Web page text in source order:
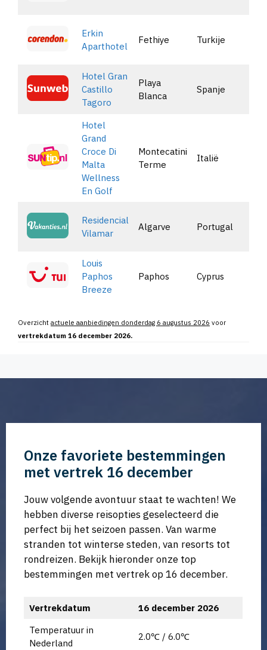
Erkin
Aparthotel
Fethiye Turkije
Hotel Gran
Castillo
Tagoro
Playa
Blanca
Spanje
Hotel
Grand
Croce Di
Malta
Wellness
En Golf
Montecatini
Terme
Italië
Residencial
Vilamar
Algarve Portugal
Louis
Paphos
Breeze
Paphos Cyprus
Overzicht actuele aanbiedingen donderdag 6 augustus 2026 voor
vertrekdatum 16 december 2026.
Onze favoriete bestemmingen
met vertrek 16 december
Jouw volgende avontuur staat te wachten! We
hebben diverse reisopties geselecteerd die
perfect bij het seizoen passen. Van warme
stranden tot winterse steden, van resorts tot
rondreizen. Bekijk hieronder onze top
bestemmingen met vertrek op 16 december.
Vertrekdatum
16 december 2026
Temperatuur in
Nederland
2.0℃ / 6.0℃